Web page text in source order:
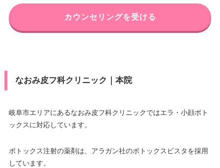
カウンセリングを受ける
なおみ皮フ科クリニック｜本院
岐阜市エリアにあるなおみ皮フ科クリニックではエラ・小顔ボト
ックスに対応しています。
ボトックス注射の薬剤は、アラガン社のボトックスビスタを採用
しています。